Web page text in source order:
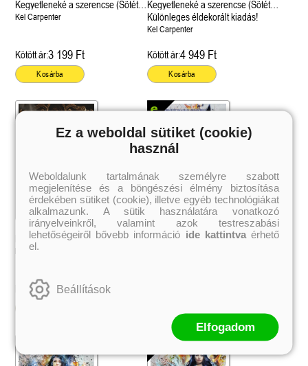
- Hamvadó trón
2.)
-Szívcsend,
- Szélben sodródó
Rebel (A Renegátok 3.)
Rebecca Yarros
30.
A Court of Silver Flames – Ezüst
lángok udvara (Tüskék és rózsák
Különleges éldekorált kiadás! -
Javított kiadás
Tolvajok és a káosz
(Sors és tűz 3.)
K. A. Tucker
(Sors és tűz 3.)
Különleges
Kegyetleneké a szerencse (Sötét
Maji 1.)
Kel Carpenter
Kötött ár:3 199 Ft
Kosárba
Kegyetleneké a szerencse (Sötét
Maji 1.)
Különleges éldekorált kiadás!
Kel Carpenter
Kötött ár:4 949 Ft
Kosárba
Fortune Favors the Cruel -
Kegyetleneké a szerencse (Sötét
Maji 1.)
Kel Carpenter
Kötött ár:4 049 Ft
Alvilági rémálmok (A Kárhozottak
királynője 4.)
Ez a weboldal sütiket (cookie)
használ
Weboldalunk tartalmának személyre szabott
megjelenítése és a böngészési élmény biztosítása
érdekében sütiket (cookie), illetve egyéb technológiákat
alkalmazunk. A sütik használatára vonatkozó
irányelveinkről, valamint azok testreszabási
lehetőségeiről bővebb információ ide kattintvaérhető
el.
Beállítások
Elfogadom